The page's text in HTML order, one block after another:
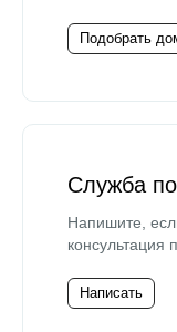
Подобрать
Служба
Напишите,
консультация
Написать